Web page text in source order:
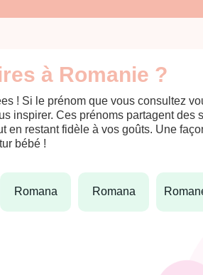
à Romanie ?
! Si le prénom que vous consultez
inspirer. Ces prénoms partagent des
en restant fidèle à vos goûts. Une
bébé !
romana romana